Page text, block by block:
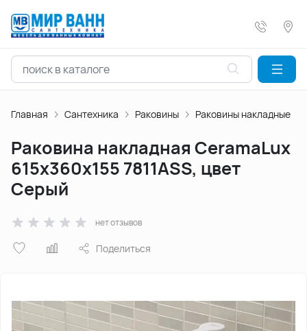
Главная Сантехника Раковины Раковины накладные
Раковина накладная CeramaLux
615х360х155 7811АSS, цвет
Серый
нет отзывов
Поделиться